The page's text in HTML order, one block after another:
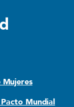
Mujeres
Mundial